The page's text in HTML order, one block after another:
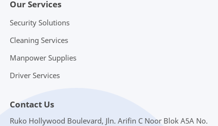
Our Services
Security Solutions
Cleaning Services
Manpower Supplies
Driver Services
Contact Us
Ruko Hollywood Boulevard, Jln. Arifin C Noor Blok A5A No.